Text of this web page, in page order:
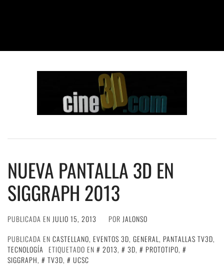
NUEVA PANTALLA 3D EN
SIGGRAPH 2013
PUBLICADA EN JULIO 15, 2013 POR JALONSO
PUBLICADA EN CASTELLANO, EVENTOS 3D, GENERAL, PANTALLAS TV3D,
TECNOLOGÍA
ETIQUETADO EN 2013, 3D, PROTOTIPO,
SIGGRAPH, TV3D,
UCSC